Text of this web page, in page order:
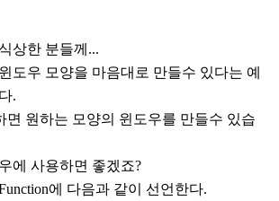
상한 분들께...
도우 모양을 마음대로 만들수 있다는 예
.
면 원하는 모양의 윈도우를 만들수 있습
에 사용하면 좋겠죠?
에 다음과 같이 선언한다.